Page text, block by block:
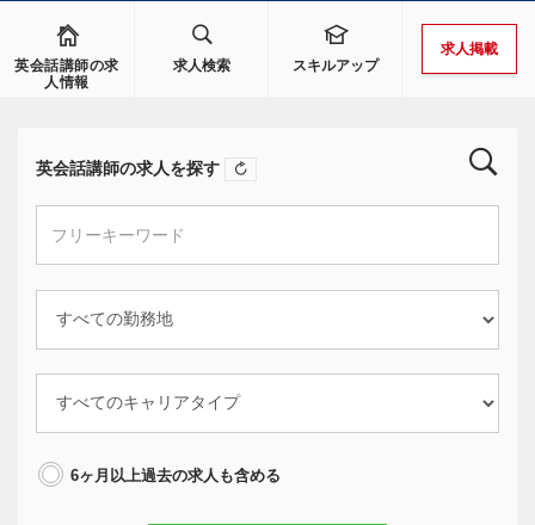
英会話講師の求
人情報
求人検索 スキルアップ
求人掲載
英会話講師の求人を探す
6ヶ月以上過去の求人も含める